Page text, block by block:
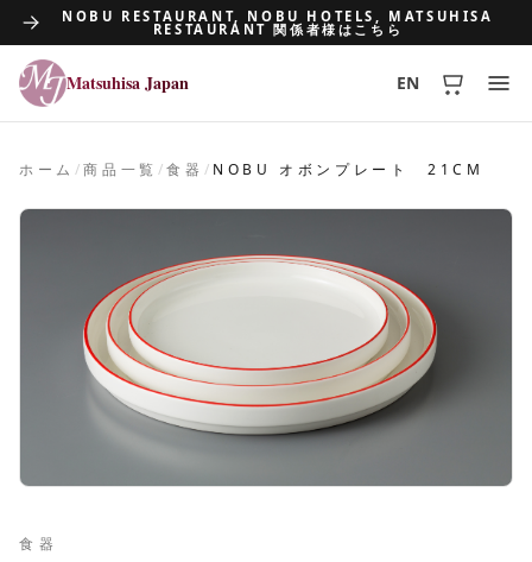
NOBU RESTAURANT, NOBU HOTELS, MATSUHISA
RESTAURANT 関係者様はこちら
Matsuhisa Japan
Matsuhisa Japan EN
ホーム /商品一覧 /食器 / NOBU オボンプレート 21CM
食器